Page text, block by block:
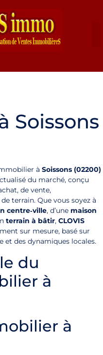
Soissons
à Soissons (02200)
du marché, conçu
de vente,
terrain. Que vous soyez à
centre‑ville, d’une maison
terrain à bâtir, CLOVIS
sur mesure, basé sur
et des dynamiques locales.
du
à
à